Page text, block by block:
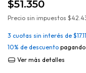
$51.350
Precio sin impuestos
3 cuotas sin interés de
10% de descuento
Ver más detalles